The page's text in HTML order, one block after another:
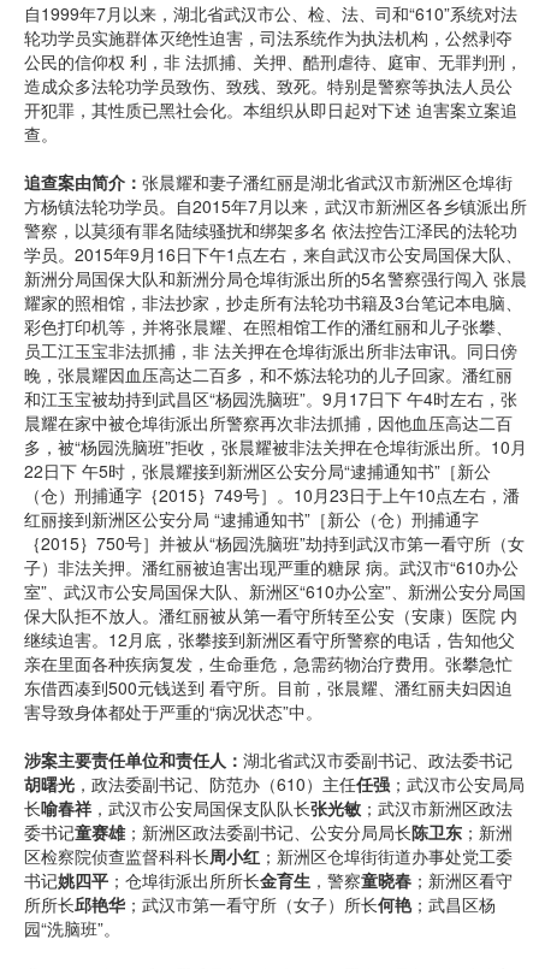
自1999年7月以来，湖北省武汉市公、检、法、司和“610”系统对法
轮功学员实施群体灭绝性迫害，司法系统作为执法机构，公然剥夺
公民的信仰权 利，非 法抓捕、关押、酷刑虐待、庭审、无罪判刑，
造成众多法轮功学员致伤、致残、致死。特别是警察等执法人员公
开犯罪，其性质已黑社会化。本组织从即日起对下述 迫害案立案追
查。
追查案由简介： 张晨耀和妻子潘红丽是湖北省武汉市新洲区仓埠街
方杨镇法轮功学员。自2015年7月以来，武汉市新洲区各乡镇派出所
警察，以莫须有罪名陆续骚扰和绑架多名 依法控告江泽民的法轮功
学员。2015年9月16日下午1点左右，来自武汉市公安局国保大队、
新洲分局国保大队和新洲分局仓埠街派出所的5名警察强行闯入 张晨
耀家的照相馆，非法抄家，抄走所有法轮功书籍及3台笔记本电脑、
彩色打印机等，并将张晨耀、在照相馆工作的潘红丽和儿子张攀、
员工江玉宝非法抓捕，非 法关押在仓埠街派出所非法审讯。同日傍
晚，张晨耀因血压高达二百多，和不炼法轮功的儿子回家。潘红丽
和江玉宝被劫持到武昌区“杨园洗脑班”。9月17日下 午4时左右，张
晨耀在家中被仓埠街派出所警察再次非法抓捕，因他血压高达二百
多，被“杨园洗脑班”拒收，张晨耀被非法关押在仓埠街派出所。10月
22日下 午5时，张晨耀接到新洲区公安分局“逮捕通知书”［新公
（仓）刑捕通字｛2015｝749号］。10月23日于上午10点左右，潘
红丽接到新洲区公安分局 “逮捕通知书”［新公（仓）刑捕通字
｛2015｝750号］并被从“杨园洗脑班”劫持到武汉市第一看守所（女
子）非法关押。潘红丽被迫害出现严重的糖尿 病。武汉市“610办公
室”、武汉市公安局国保大队、新洲区“610办公室”、新洲公安分局国
保大队拒不放人。潘红丽被从第一看守所转至公安（安康）医院 内
继续迫害。12月底，张攀接到新洲区看守所警察的电话，告知他父
亲在里面各种疾病复发，生命垂危，急需药物治疗费用。张攀急忙
东借西凑到500元钱送到 看守所。目前，张晨耀、潘红丽夫妇因迫
害导致身体都处于严重的“病况状态”中。
涉案主要责任单位和责任人： 湖北省武汉市委副书记、政法委书记
胡曙光 ，政法委副书记、防范办（610）主任任强 ；武汉市公安局局
长喻春祥 ，武汉市公安局国保支队队长张光敏 ；武汉市新洲区政法
委书记童赛雄；新洲区政法委副书记、公安分局局长陈卫东 ；新洲
区检察院侦查监督科科长周小红 ；新洲区仓埠街街道办事处党工委
书记姚四平 ；仓埠街派出所所长金育生 ，警察童晓春 ；新洲区看守
所所长邱艳华；武汉市第一看守所（女子）所长何艳；武昌区杨
园“洗脑班”。